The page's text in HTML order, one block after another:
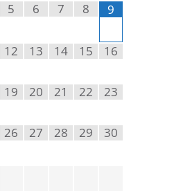
5 6 7 8 9
12 13 14 15 16
19 20 21 22 23
26 27 28 29 30